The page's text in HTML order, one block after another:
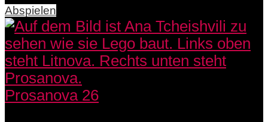
Abspielen
Prosanova 26